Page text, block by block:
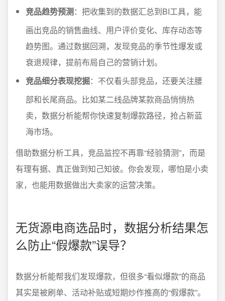
竞品趋势预测：把收集到的数据汇总到BI工具，能
画出竞品的销售曲线、用户评价变化、库存动态等
趋势图。通过数据回溯，发现竞品的季节性爆发或
衰退规律，提前布局自己的营销计划。
竞品细分表现挖掘：不仅看头部竞品，还要关注腰
部和长尾商品。比如某二线品牌某款商品悄悄热
卖，数据分析能帮你快速复制爆款路径，抢占新蓝
海市场。
借助数据分析工具，竞品监控不再靠“经验猜测”，而是
有理有据、真正做到知己知彼。你会发现，哪怕是小卖
家，也能用数据做出大卖家的运营决策。
无货源电商选品时，数据分析结果怎
么防止“假爆款”误导？
数据分析能帮我们发现爆款，但很多“看似爆款”的商品
其实是被刷单、活动补贴或短期炒作推高的“假爆款”。